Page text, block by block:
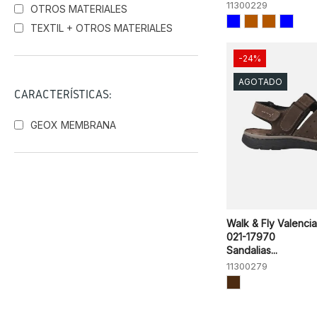
OTROS MATERIALES
TEXTIL + OTROS MATERIALES
CARACTERÍSTICAS:
GEOX MEMBRANA
11300229
Walk & Fly Valencia
021-17970
Sandalias...
11300279
-24%
AGOTADO